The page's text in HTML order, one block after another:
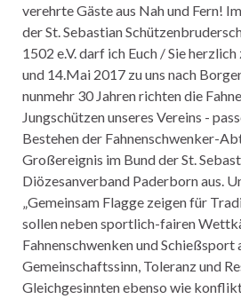
verehrte Gäste aus Nah und Fern!
der St. Sebastian
1502 e.V. darf ich Euch / Sie
und 14.Mai 2017 zu uns nach
nunmehr 30 Jahren richten die
Jungschützen unseres Vereins -
Bestehen der Fahnenschwenker-
Großereignis im Bund der St.
Diözesanverband Paderborn aus.
„Gemeinsam Flagge zeigen für
sollen neben sportlich-fairen
Fahnenschwenken und Schießsport
Gemeinschaftssinn, Toleranz und
Gleichgesinnten ebenso wie